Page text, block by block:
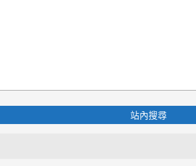
站內搜尋